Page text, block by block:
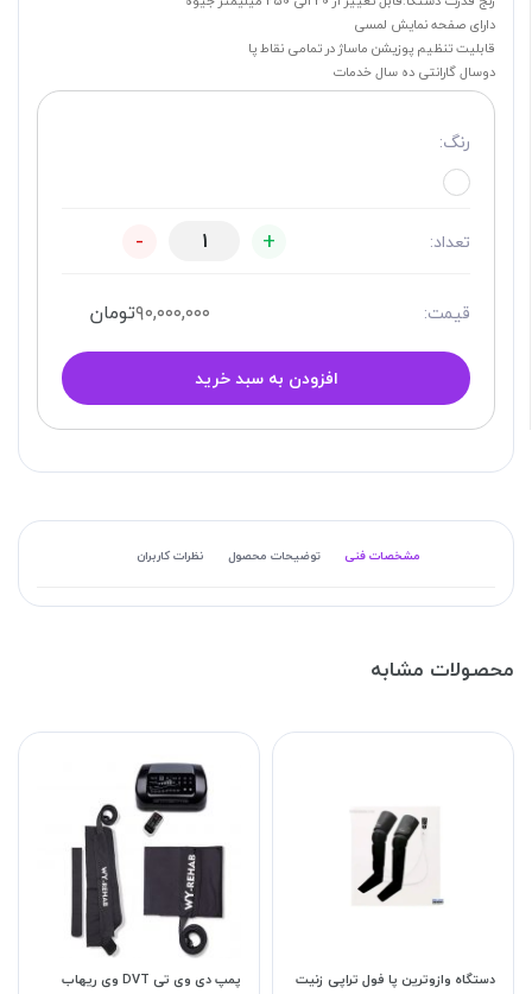
دارای صفحه نمایش لمسی
قابلیت تنظیم پوزیشن ماساژ در تمامی نقاط پا
دوسال گارانتی ده سال خدمات
رنگ:
تعداد: +
-
قیمت: ۹۰,۰۰۰,۰۰۰تومان
افزودن به سبد خرید
مشخصات فنی توضیحات محصول نظرات کاربران
محصولات مشابه
دستگاه وازوترین پا فول تراپی زنیت
پمپ دی وی تی DVT وی ریهاب